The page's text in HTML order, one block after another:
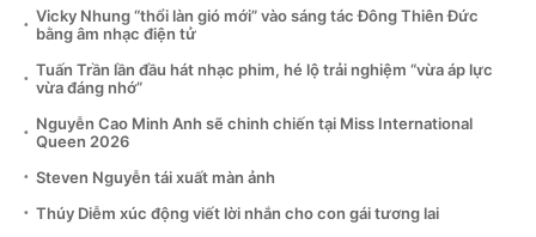
Vicky Nhung “thổi làn gió mới” vào sáng tác Đông Thiên Đức
bằng âm nhạc điện tử
Tuấn Trần lần đầu hát nhạc phim, hé lộ trải nghiệm “vừa áp lực
vừa đáng nhớ”
Nguyễn Cao Minh Anh sẽ chinh chiến tại Miss International
Queen 2026
Steven Nguyễn tái xuất màn ảnh
Thúy Diễm xúc động viết lời nhắn cho con gái tương lai